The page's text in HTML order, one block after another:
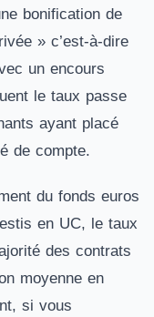
bonification de
» c’est-à-dire
un encours
le taux passe
ayant placé
de compte.
du fonds euros
en UC, le taux
des contrats
moyenne en
si vous